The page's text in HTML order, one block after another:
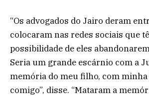
“Os advogados do Jairo deram
colocaram nas redes sociais que
possibilidade de eles
Seria um grande escárnio com a
memória do meu filho, com
comigo”, disse. “Mataram a